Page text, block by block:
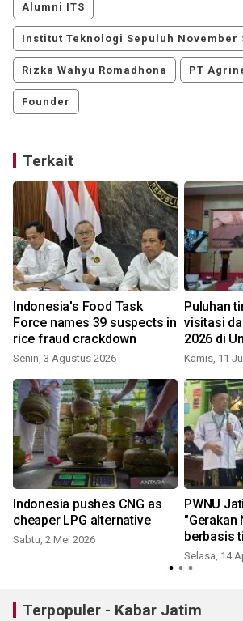
Alumni ITS
Institut Teknologi Sepuluh November
Rizka Wahyu Romadhona PT
Founder
Terkait
Indonesia's Food Task
Force names 39 suspects in
rice fraud crackdown
Senin, 3 Agustus 2026
Puluhan
visitasi
2026 di
Kamis, 11
Indonesia pushes CNG as
cheaper LPG alternative
Sabtu, 2 Mei 2026
PWNU
"Gerakan
berbasis
Selasa, 14
Terpopuler - Kabar Jatim